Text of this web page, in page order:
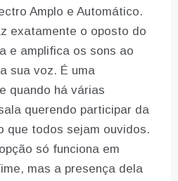
Amplo e Automático.
exatamente o oposto do
e amplifica os sons ao
sua voz. É uma
quando há várias
querendo participar da
que todos sejam ouvidos.
só funciona em
mas a presença dela